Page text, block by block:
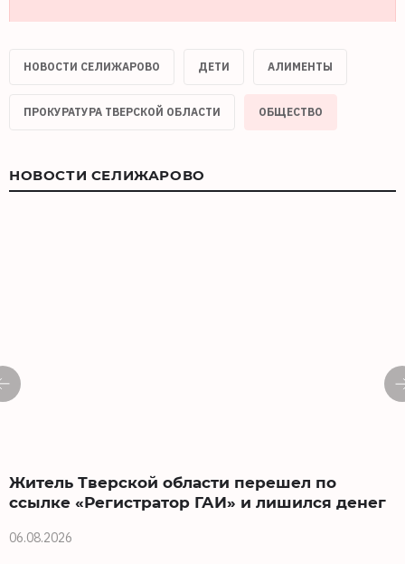
НОВОСТИ СЕЛИЖАРОВО ДЕТИ АЛИМЕНТЫ
ПРОКУРАТУРА ТВЕРСКОЙ ОБЛАСТИ ОБЩЕСТВО
НОВОСТИ СЕЛИЖАРОВО
Житель Тверской области перешел по
ссылке «Регистратор ГАИ» и лишился денег
06.08.2026